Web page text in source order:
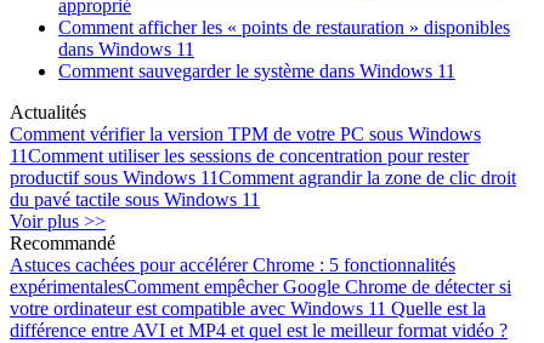
approprié
Comment afficher les « points de restauration » disponibles
dans Windows 11
Comment sauvegarder le système dans Windows 11
Actualités
Comment vérifier la version TPM de votre PC sous Windows
11Comment utiliser les sessions de concentration pour rester
productif sous Windows 11Comment agrandir la zone de clic droit
du pavé tactile sous Windows 11
Voir plus >>
Recommandé
Astuces cachées pour accélérer Chrome : 5 fonctionnalités
expérimentalesComment empêcher Google Chrome de détecter si
votre ordinateur est compatible avec Windows 11 Quelle est la
différence entre AVI et MP4 et quel est le meilleur format vidéo ?